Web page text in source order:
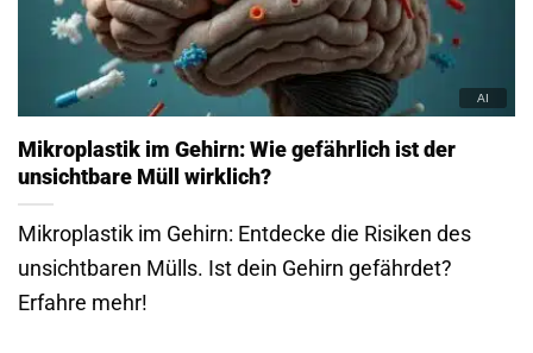
Mikroplastik im Gehirn: Wie gefährlich ist der
unsichtbare Müll wirklich?
Mikroplastik im Gehirn: Entdecke die Risiken des
unsichtbaren Mülls. Ist dein Gehirn gefährdet?
Erfahre mehr!